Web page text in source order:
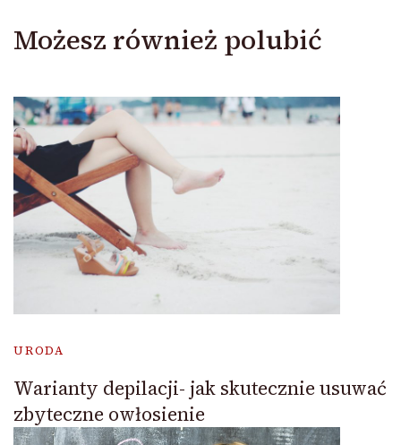
Możesz również polubić
URODA
Warianty depilacji- jak skutecznie usuwać
zbyteczne owłosienie